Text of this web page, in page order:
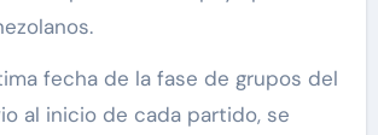
fecha de la fase de grupos del
al inicio de cada partido, se